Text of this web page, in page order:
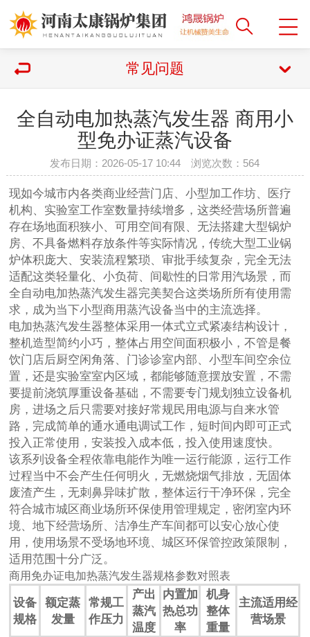
常见问题
全自动电加热蒸汽发生器 商用小
型免办证蒸汽设备
发布日期：2026-05-17 10:44 浏览次数： 564
现如今城市内各类商业经营门店、小型加工作坊、医疗
机构、实验室工作室数量持续增多，这类经营场所普遍
存在场地面积狭小、可用空间有限、无法搭建大型锅炉
房、不具备燃料存放条件等实际情况，传统大型工业锅
炉体积庞大、安装流程繁琐、审批手续复杂，完全无法
适配这类轻量化、小负荷、间歇性的日常用汽场景，而
全自动电加热蒸汽发生器完美契合这类场所所有使用需
求，成为当下小型商用蒸汽设备当中的主流选择。
电加热蒸汽发生器整体采用一体式立式紧凑结构设计，
整机造型简约小巧，整体占用空间面积极小，不管是餐
饮门店后厨空闲角落、门诊诊室内部、小型车间空余位
置，还是实验室室内区域，都能够随意摆放安置，不需
要提前浇筑厚重设备基础，不需要专门规划独立设备机
房，进场之后只需要对接好常规民用电源与自来水管
路，完成简单的通水通电调试工作，短时间内即可正式
投入正常使用，安装投入成本低，投入使用速度快。
该系列设备全程依靠电能作为唯一运行能源，运行工作
过程当中不会产生任何明火，无燃烧烟气排放，无固体
废渣产生，无刺鼻异味扩散，整体运行干净环保，完全
符合城市城区商业场所环保使用管理规定，密闭室内环
境、地下经营场所、洁净生产车间都可以安心放心使
用，使用场景不受场地环境、城区环保管控政策限制，
适用范围十分广泛。
商用免办证电加热蒸汽发生器规格参数对照表
设备
规格
额定蒸
发量
常规工
作压力
产出
蒸汽
温度
内置加
热总功
率
机身
整体
重量
主流适用经
营场景